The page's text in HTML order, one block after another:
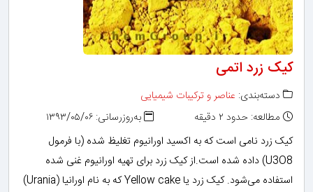
کیک زرد اتمی
دسته‌بندی: عناصر و ترکیبات شیمیایی
مطالعه: حدود ۲ دقیقه
به‌روزرسانی: ۱۳۹۳/۰۵/۰۶
کیک زرد نامی است که به اکسید اورانیوم تغلیظ شده (با فرمول
U3O8) داده شده است.از کیک زرد برای تهیه اورانیوم غنی شده
استفاده می‌شود. کیک زرد یا Yellow cake که به نام اورانیا (Urania)